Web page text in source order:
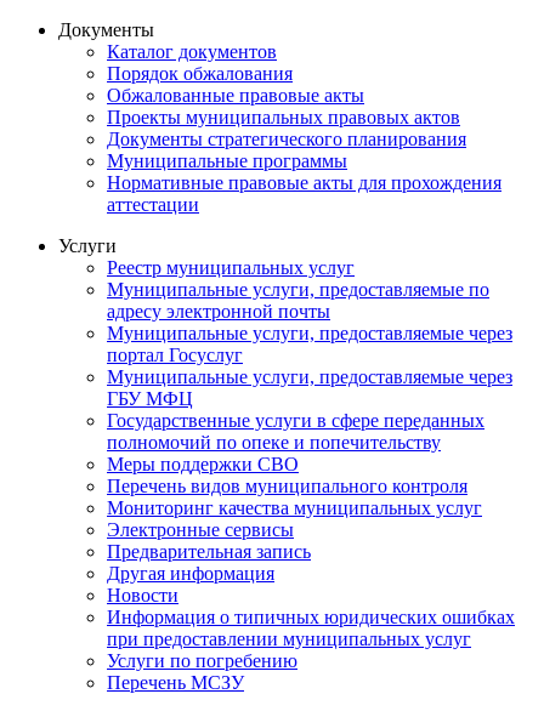
Документы
Каталог документов
Порядок обжалования
Обжалованные правовые акты
Проекты муниципальных правовых актов
Документы стратегического планирования
Муниципальные программы
Нормативные правовые акты для прохождения
аттестации
Услуги
Реестр муниципальных услуг
Муниципальные услуги, предоставляемые по
адресу электронной почты
Муниципальные услуги, предоставляемые через
портал Госуслуг
Муниципальные услуги, предоставляемые через
ГБУ МФЦ
Государственные услуги в сфере переданных
полномочий по опеке и попечительству
Меры поддержки СВО
Перечень видов муниципального контроля
Мониторинг качества муниципальных услуг
Электронные сервисы
Предварительная запись
Другая информация
Новости
Информация о типичных юридических ошибках
при предоставлении муниципальных услуг
Услуги по погребению
Перечень МСЗУ